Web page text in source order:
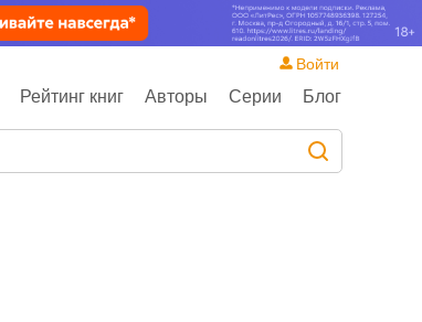
Рейтинг книг Авторы Серии Блог
Войти